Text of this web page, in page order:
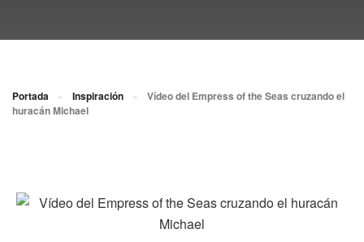
Portada » Inspiración »
Vídeo del Empress of the Seas cruzando el
huracán Michael